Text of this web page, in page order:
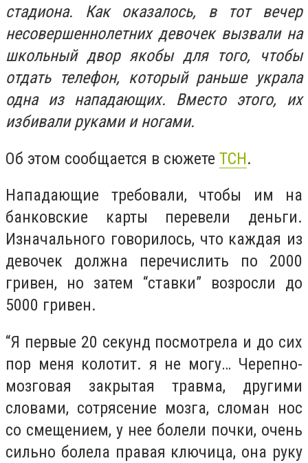
стадиона. Как оказалось, в тот вечер
несовершеннолетних девочек вызвали на
школьный двор якобы для того, чтобы
отдать телефон, который раньше украла
одна из нападающих. Вместо этого, их
избивали руками и ногами.
Об этом сообщается в сюжете ТСН.
Нападающие требовали, чтобы им на
банковские карты перевели деньги.
Изначального говорилось, что каждая из
девочек должна перечислить по 2000
гривен, но затем “ставки” возросли до
5000 гривен.
“Я первые 20 секунд посмотрела и до сих
пор меня колотит. я не могу… Черепно-
мозговая закрытая травма, другими
словами, сотрясение мозга, сломан нос
со смещением, у нее болели почки, очень
сильно болела правая ключица, она руку